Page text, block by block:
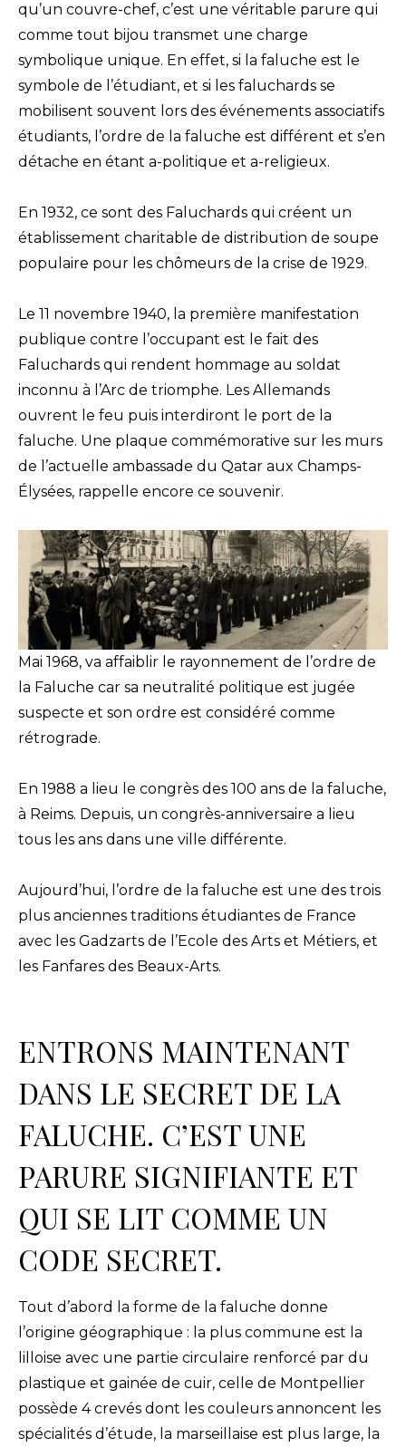
qu’un couvre-chef, c’est une véritable parure qui
comme tout bijou transmet une charge
symbolique unique. En effet, si la faluche est le
symbole de l’étudiant, et si les faluchards se
mobilisent souvent lors des événements associatifs
étudiants, l’ordre de la faluche est différent et s’en
détache en étant a-politique et a-religieux.
En 1932, ce sont des Faluchards qui créent un
établissement charitable de distribution de soupe
populaire pour les chômeurs de la crise de 1929.
Le 11 novembre 1940, la première manifestation
publique contre l’occupant est le fait des
Faluchards qui rendent hommage au soldat
inconnu à l’Arc de triomphe. Les Allemands
ouvrent le feu puis interdiront le port de la
faluche. Une plaque commémorative sur les murs
de l’actuelle ambassade du Qatar aux Champs-
Élysées, rappelle encore ce souvenir.
Mai 1968, va affaiblir le rayonnement de l’ordre de
la Faluche car sa neutralité politique est jugée
suspecte et son ordre est considéré comme
rétrograde.
En 1988 a lieu le congrès des 100 ans de la faluche,
à Reims. Depuis, un congrès-anniversaire a lieu
tous les ans dans une ville différente.
Aujourd’hui, l’ordre de la faluche est une des trois
plus anciennes traditions étudiantes de France
avec les Gadzarts de l’Ecole des Arts et Métiers, et
les Fanfares des Beaux-Arts.
ENTRONS MAINTENANT
DANS LE SECRET DE LA
FALUCHE. C’EST UNE
PARURE SIGNIFIANTE ET
QUI SE LIT COMME UN
CODE SECRET.
Tout d’abord la forme de la faluche donne
l’origine géographique : la plus commune est la
lilloise avec une partie circulaire renforcé par du
plastique et gainée de cuir, celle de Montpellier
possède 4 crevés dont les couleurs annoncent les
spécialités d’étude, la marseillaise est plus large, la